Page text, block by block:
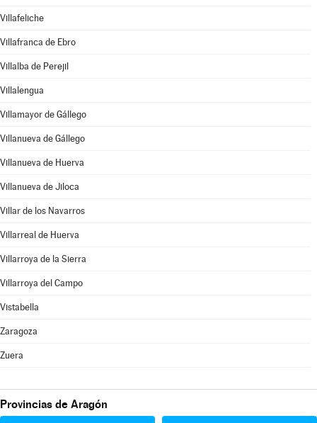
Villafeliche
Villafranca de Ebro
Villalba de Perejil
Villalengua
Villamayor de Gállego
Villanueva de Gállego
Villanueva de Huerva
Villanueva de Jiloca
Villar de los Navarros
Villarreal de Huerva
Villarroya de la Sierra
Villarroya del Campo
Vistabella
Zaragoza
Zuera
Provincias de Aragón